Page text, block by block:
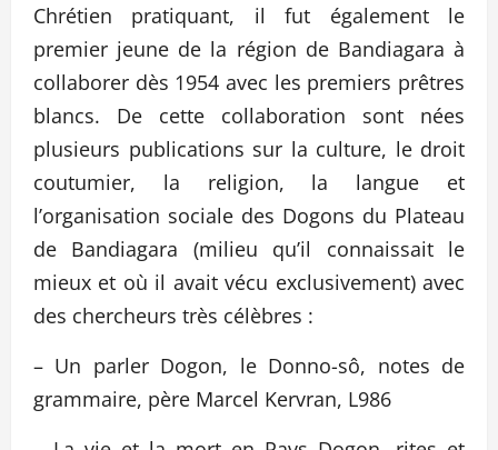
Chrétien pratiquant, il fut également le
premier jeune de la région de Bandiagara à
collaborer dès 1954 avec les premiers prêtres
blancs. De cette collaboration sont nées
plusieurs publications sur la culture, le droit
coutumier, la religion, la langue et
l’organisation sociale des Dogons du Plateau
de Bandiagara (milieu qu’il connaissait le
mieux et où il avait vécu exclusivement) avec
des chercheurs très célèbres :
– Un parler Dogon, le Donno-sô, notes de
grammaire, père Marcel Kervran, L986